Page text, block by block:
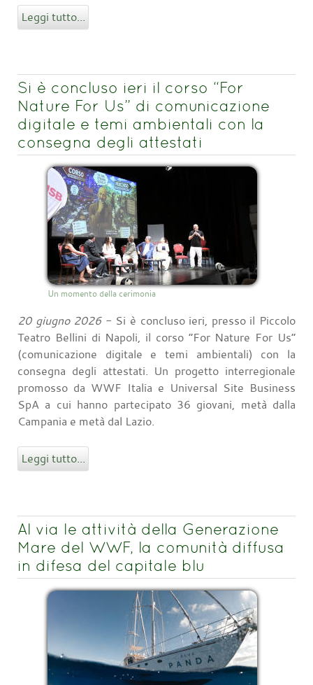
Leggi tutto...
Si è concluso ieri il corso “For
Nature For Us” di comunicazione
digitale e temi ambientali con la
consegna degli attestati
Un momento della cerimonia
20 giugno 2026- Si è concluso ieri, presso il Piccolo
Teatro Bellini di Napoli, il corso “For Nature For Us”
(comunicazione digitale e temi ambientali) con la
consegna degli attestati. Un progetto interregionale
promosso da WWF Italia e Universal Site Business
SpA a cui hanno partecipato 36 giovani, metà dalla
Campania e metà dal Lazio.
Leggi tutto...
Al via le attività della Generazione
Mare del WWF, la comunità diffusa
in difesa del capitale blu